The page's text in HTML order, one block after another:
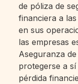
de póliza de
financiera a
en sus
las empresas
Aseguranza
protegerse a
pérdida